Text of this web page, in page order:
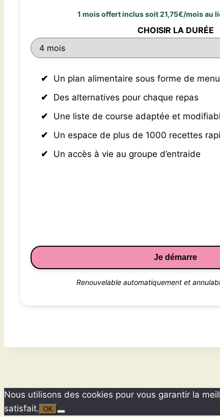
1 mois offert inclus soit 21,75€/mois au
CHOISIR LA DURÉE
Un plan alimentaire sous forme de
Des alternatives pour chaque repas
Une liste de course adaptée et
Un espace de plus de 1000 recettes
Un accès à vie au groupe d’entraide
Je démarre
Renouvelable automatiquement et
Nous utilisons des cookies pour vous garantir la
satisfait. OK